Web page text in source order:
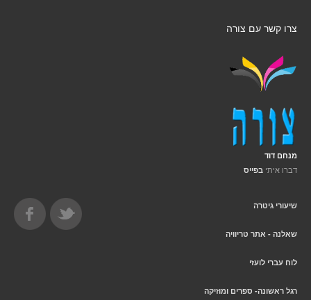
צרו קשר עם צורה
מנחם דוד
דברו איתי בפייס
שיעורי גיטרה
שאלנה - אתר טריוויה
לוח עברי לועזי
רגל ראשונה- ספרים ומוזיקה